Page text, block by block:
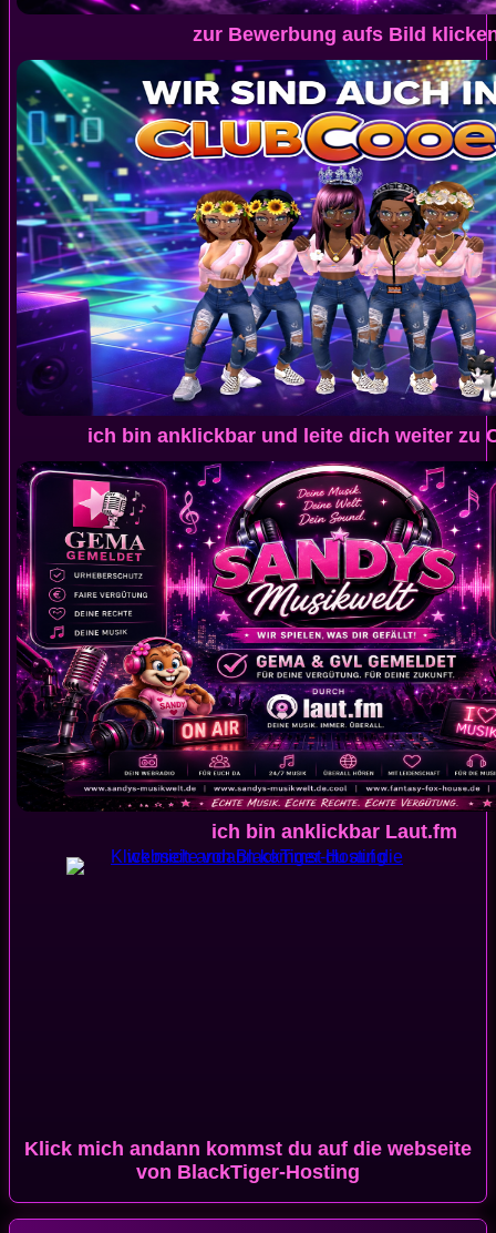
zur Bewerbung aufs Bild
ich bin anklickbar und leite dich weiter zu
ich bin anklickbar Laut.fm
Klick mich andann kommst du auf die webseite
von BlackTiger-Hosting